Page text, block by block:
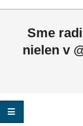
Sme
nielen v